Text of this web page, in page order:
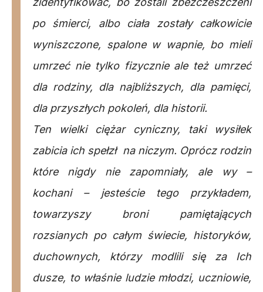
po śmierci, albo ciała zostały całkowicie
wyniszczone, spalone w wapnie, bo mieli
umrzeć nie tylko fizycznie ale też umrzeć
dla rodziny, dla najbliższych, dla pamięci,
dla przyszłych pokoleń, dla historii.
Ten wielki ciężar cyniczny, taki wysiłek
zabicia ich spełzł na niczym. Oprócz rodzin
które nigdy nie zapomniały, ale wy –
kochani – jesteście tego przykładem,
towarzyszy broni pamiętających
rozsianych po całym świecie, historyków,
duchownych, którzy modlili się za Ich
dusze, to właśnie ludzie młodzi, uczniowie,